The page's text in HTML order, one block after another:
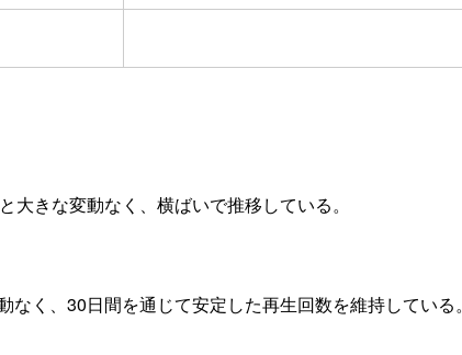
きな変動なく、横ばいで推移している。
く、30日間を通じて安定した再生回数を維持している。